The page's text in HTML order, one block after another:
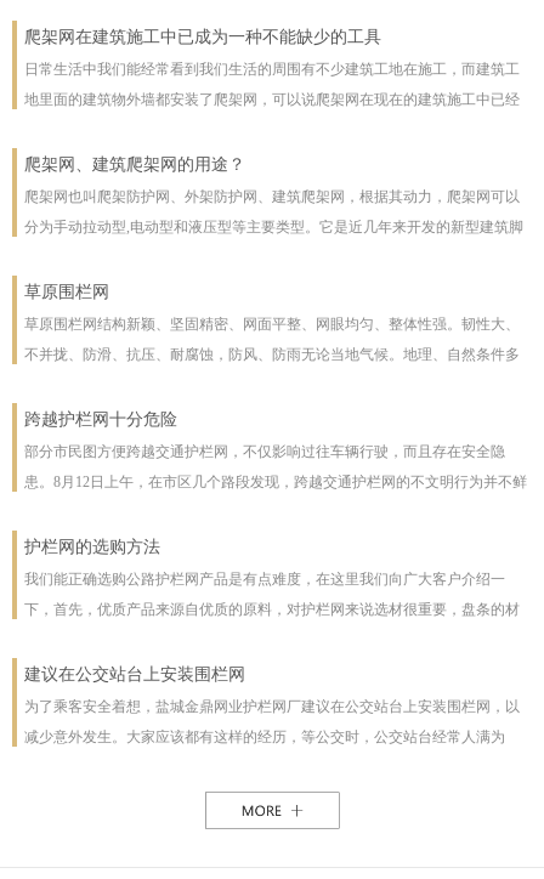
爬架网在建筑施工中已成为一种不能缺少的工具
日常生活中我们能经常看到我们生活的周围有不少建筑工地在施工，而建筑工
地里面的建筑物外墙都安装了爬架网，可以说爬架网在现在的建筑施工中已经
爬架网、建筑爬架网的用途？
爬架网也叫爬架防护网、外架防护网、建筑爬架网，根据其动力，爬架网可以
分为手动拉动型,电动型和液压型等主要类型。它是近几年来开发的新型建筑脚
彻底改善了脚手架技术
草原围栏网
草原围栏网结构新颖、坚固精密、网面平整、网眼均匀、整体性强。韧性大、
不并拢、防滑、抗压、耐腐蚀，防风、防雨无论当地气候。地理、自然条件多
受压力也不至发生松动变形现象。该产品防腐蚀性能好，有极强的防腐抗氧化
等特点，具有一般钢丝网都不具备的优点。克服了电焊网焊接点易开焊脱落的
缺点，一次安装永不松动，是保护草牧场、林场、高速公路和生态环境的最佳
跨越护栏网十分危险
部分市民图方便跨越交通护栏网，不仅影响过往车辆行驶，而且存在安全隐
患。8月12日上午，在市区几个路段发现，跨越交通护栏网的不文明行为并不鲜
护栏网，东西过往的车辆从其身旁疾驰而过;10时30分，两女一男由南向北跨越
交通护栏网;10时32分，两名女子在七一路北侧躲过3辆由东向西行驶的车辆，向
南跨越交通护栏网，护栏网南侧由西向东行驶的车辆急速行驶，两人在等待约1
一名志愿者称，据她观察，从7时30分至10时30分，约有30人在该路段跨越交通
护栏网的选购方法
我们能正确选购公路护栏网产品是有点难度，在这里我们向广大客户介绍一
下，首先，优质产品来源自优质的原料，对护栏网来说选材很重要，盘条的材
以下，我们为客户做了如下分析：1、护栏网网片质量，网片是由不同规格的盘
条（铁丝）焊接而成的，盘条的直径与强度直接影响到网片的质量，在选丝方
面应选择是由正规厂家生产的优质盘条拉出来的成品铁丝；其次是网片的焊接
能力，通常好的网片是每一个焊接或编制点都能够很好的连接。正规护栏网生
产厂，都是采用全自动焊接机来生产的，而一起小厂则采用手工焊接，通常质
建议在公交站台上安装围栏网
为了乘客安全着想，盐城金鼎网业护栏网厂建议在公交站台上安装围栏网，以
减少意外发生。大家应该都有这样的经历，等公交时，公交站台经常人满为
路线图朝的是非机动车道，便于观看，乘客不得不走下站台，而且上车下车都
是人挤人，这些情况均增加了乘客的危险性，如果在站台旁安装了围栏网，那